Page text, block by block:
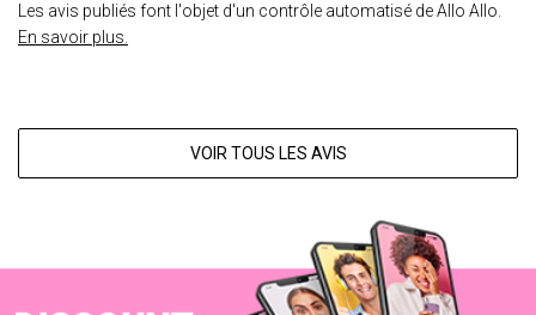
Les avis publiés font l'objet d'un contrôle automatisé de Allo Allo.
En savoir plus.
VOIR TOUS LES AVIS